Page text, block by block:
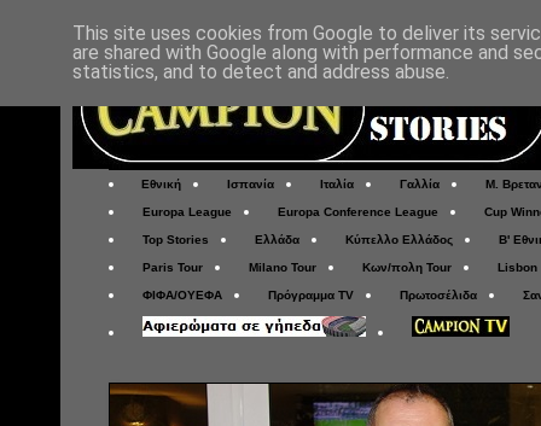
Εθνική Ισπανία Ιταλία Γαλλία Μ.
Europa League Europa Conference League Cup
Top Stories Ελλάδα Κύπελλο Ελλάδος Β'
Paris Tour Milano Tour Κων/πολη Tour Lisbon
ΦΙΦΑ/ΟΥΕΦΑ Πρόγραμμα TV Πρωτοσέλιδα
This site uses cookies from Google to deliver its
are shared with Google along with performance and
statistics, and to detect and address abuse.